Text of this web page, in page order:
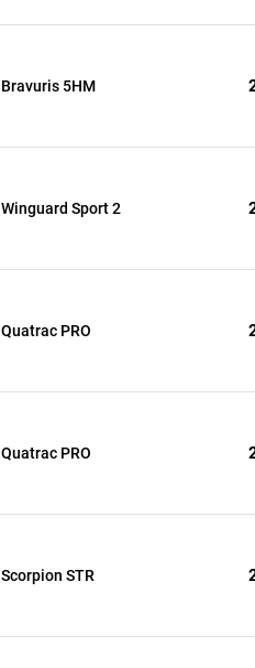
Bravuris 5HM
Winguard Sport 2
Quatrac PRO
Quatrac PRO
Scorpion STR